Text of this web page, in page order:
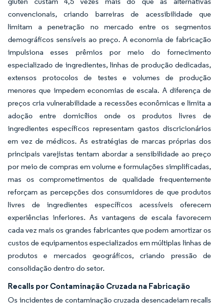
convencionais, criando barreiras de acessibilidade que
limitam a penetração no mercado entre os segmentos
demográficos sensíveis ao preço. A economia de fabricação
impulsiona esses prêmios por meio do fornecimento
especializado de ingredientes, linhas de produção dedicadas,
extensos protocolos de testes e volumes de produção
menores que impedem economias de escala. A diferença de
preços cria vulnerabilidade a recessões econômicas e limita a
adoção entre domicílios onde os produtos livres de
ingredientes específicos representam gastos discricionários
em vez de médicos. As estratégias de marcas próprias dos
principais varejistas tentam abordar a sensibilidade ao preço
por meio de compras em volume e formulações simplificadas,
mas os comprometimentos de qualidade frequentemente
reforçam as percepções dos consumidores de que produtos
livres de ingredientes específicos acessíveis oferecem
experiências inferiores. As vantagens de escala favorecem
cada vez mais os grandes fabricantes que podem amortizar os
custos de equipamentos especializados em múltiplas linhas de
produtos e mercados geográficos, criando pressão de
consolidação dentro do setor.
Recalls por Contaminação Cruzada na Fabricação
Os incidentes de contaminação cruzada desencadeiam recalls